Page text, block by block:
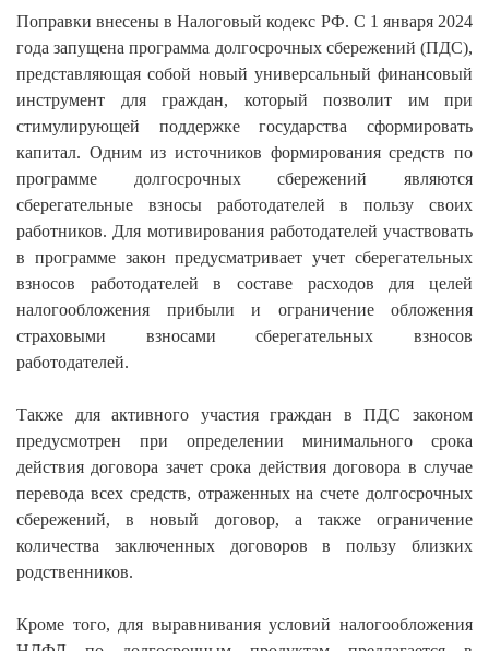
Поправки внесены в Налоговый кодекс РФ. С 1 января 2024
года запущена программа долгосрочных сбережений (ПДС),
представляющая собой новый универсальный финансовый
инструмент для граждан, который позволит им при
стимулирующей поддержке государства сформировать
капитал. Одним из источников формирования средств по
программе долгосрочных сбережений являются
сберегательные взносы работодателей в пользу своих
работников. Для мотивирования работодателей участвовать
в программе закон предусматривает учет сберегательных
взносов работодателей в составе расходов для целей
налогообложения прибыли и ограничение обложения
страховыми взносами сберегательных взносов
работодателей.
Также для активного участия граждан в ПДС законом
предусмотрен при определении минимального срока
действия договора зачет срока действия договора в случае
перевода всех средств, отраженных на счете долгосрочных
сбережений, в новый договор, а также ограничение
количества заключенных договоров в пользу близких
родственников.
Кроме того, для выравнивания условий налогообложения